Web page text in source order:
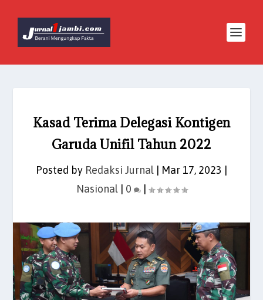
Kasad Terima Delegasi Kontigen
Garuda Unifil Tahun 2022
Posted by Redaksi Jurnal Mar 17, 2023
Nasional| 0 |